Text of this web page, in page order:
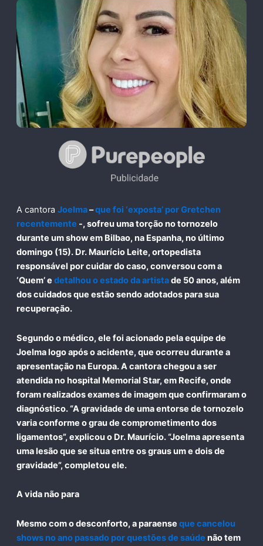
A cantora Joelma–que foi ‘exposta’ porGretchen
recentemente -, sofreu uma torção no tornozelo
durante um show em Bilbao, na Espanha, no último
domingo (15). Dr. Maurício Leite, ortopedista
responsável por cuidar do caso, conversou com a
‘Quem’ e detalhou o estado da artistade 50 anos, além
dos cuidados que estão sendo adotados para sua
recuperação.
Segundo o médico, ele foi acionado pela equipe de
Joelma logo após o acidente, que ocorreu durante a
apresentação na Europa. A cantora chegou a ser
atendida no hospital Memorial Star, em Recife, onde
foram realizados exames de imagem que confirmaram o
diagnóstico. “A gravidade de uma entorse de tornozelo
varia conforme o grau de comprometimento dos
ligamentos”, explicou o Dr. Maurício. “Joelma apresenta
uma lesão que se situa entre os graus um e dois de
gravidade”, completou ele.
A vida não para
Mesmo com o desconforto, a paraense que cancelou
shows no ano passado por questões de saúde não tem